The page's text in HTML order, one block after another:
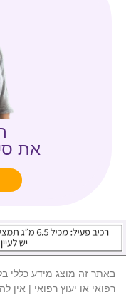
את
באתר זה מוצג מידע כללי
רפואי או יעוץ רפואי |